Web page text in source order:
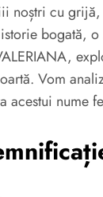
noștri cu
bogată,
Vom
acestui nume